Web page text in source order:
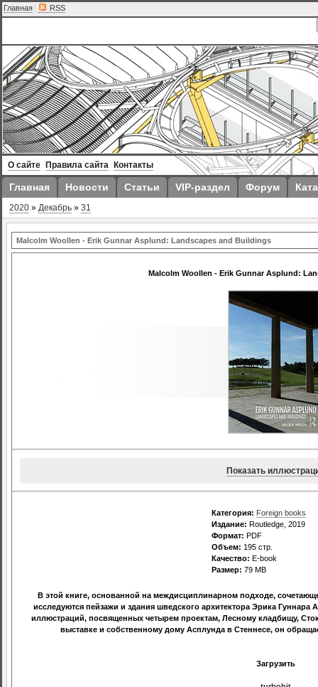
Главная | RSS
О сайте Правила сайта Контакты
Главная Новости Статьи VIP-раздел Форум
2020 » Декабрь » 31
Malcolm Woollen - Erik Gunnar Asplund: Landscapes and Buildings
Malcolm Woollen - Erik Gunnar Asplund:
Показать
Категория: Foreign books
Издание: Routledge, 2019
Формат: PDF
Объем: 195 стр.
Качество: E-book
Размер: 79 МВ
В этой книге, основанной на междисциплинарном подходе,
исследуются пейзажи и здания шведского архитектора Эрика
иллюстраций, посвященных четырем проектам, Лесному кладбищу,
выставке и собственному дому Асплунда в Стеннесе, он
Загрузить